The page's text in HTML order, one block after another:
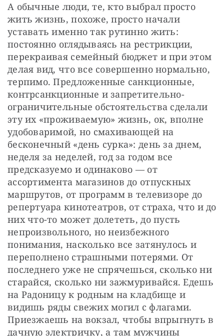
А обычные люди, те, кто выбрал просто
жить жизнь, похоже, просто начали
уставать именно так рутинно жить:
постоянно оглядываясь на рестрикции,
перекраивая семейный бюджет и при этом
делая вид, что все совершенно нормально,
терпимо. Предложенные санкционные,
контрсанкционные и запретительно-
ограничительные обстоятельства сделали
эту их «проживаемую» жизнь, ок, вполне
удобоваримой, но смахивающей на
бесконечный «день сурка»: день за днем,
неделя за неделей, год за годом все
предсказуемо и одинаково — от
ассортимента магазинов до отпускных
маршрутов, от программ в телевизоре до
репертуара кинотеатров, от страха, что и до
них что-то может долететь, до пусть
непроизвольного, но неизбежного
понимания, насколько все затянулось и
переполнено страшными потерями. От
последнего уже не спрячешься, сколько ни
старайся, сколько ни зажмуривайся. Едешь
на Радоницу к родным на кладбище и
видишь ряды свежих могил с флагами.
Приезжаешь на вокзал, чтобы впрыгнуть в
дачную электричку, а там мужчины